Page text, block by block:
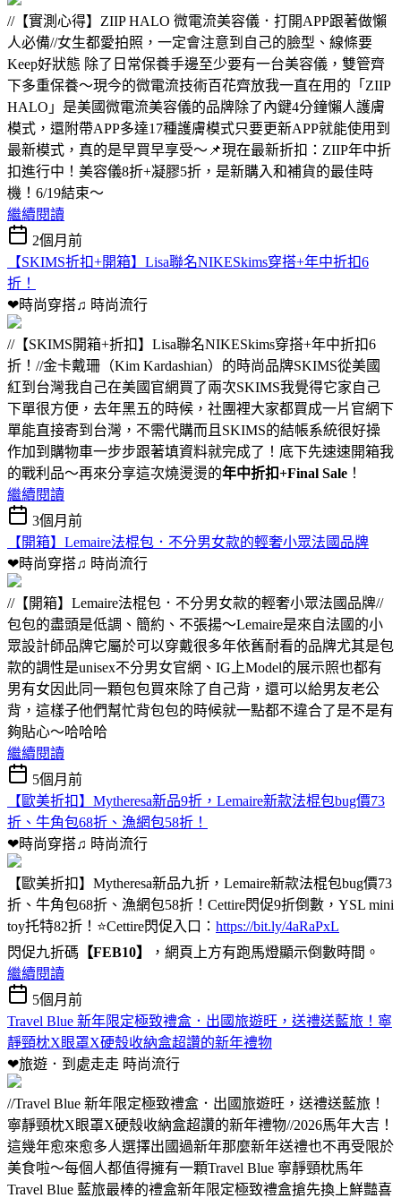
//【實測心得】ZIIP HALO 微電流美容儀．打開APP跟著做懶
人必備//女生都愛拍照，一定會注意到自己的臉型、線條要
Keep好狀態 除了日常保養手邊至少要有一台美容儀，雙管齊
下多重保養～現今的微電流技術百花齊放我一直在用的「ZIIP
HALO」是美國微電流美容儀的品牌除了內鍵4分鐘懶人護膚
模式，還附帶APP多達17種護膚模式只要更新APP就能使用到
最新模式，真的是早買早享受～📌現在最新折扣：ZIIP年中折
扣進行中！美容儀8折+凝膠5折，是新購入和補貨的最佳時
機！6/19結束～
繼續閱讀
2個月前
【SKIMS折扣+開箱】Lisa聯名NIKESkims穿搭+年中折扣6
折！
❤時尚穿搭♫ 時尚流行
//【SKIMS開箱+折扣】Lisa聯名NIKESkims穿搭+年中折扣6
折！//金卡戴珊（Kim Kardashian）的時尚品牌SKIMS從美國
紅到台灣我自己在美國官網買了兩次SKIMS我覺得它家自己
下單很方便，去年黑五的時候，社團裡大家都買成一片官網下
單能直接寄到台灣，不需代購而且SKIMS的結帳系統很好操
作加到購物車一步步跟著填資料就完成了！底下先速速開箱我
的戰利品～再來分享這次燒燙燙的年中折扣+Final Sale ！
繼續閱讀
3個月前
【開箱】Lemaire法棍包．不分男女款的輕奢小眾法國品牌
❤時尚穿搭♫ 時尚流行
//【開箱】Lemaire法棍包．不分男女款的輕奢小眾法國品牌//
包包的盡頭是低調、簡約、不張揚～Lemaire是來自法國的小
眾設計師品牌它屬於可以穿戴很多年依舊耐看的品牌尤其是包
款的調性是unisex不分男女官網、IG上Model的展示照也都有
男有女因此同一顆包包買來除了自己背，還可以給男友老公
背，這樣子他們幫忙背包包的時候就一點都不違合了是不是有
夠貼心～哈哈哈
繼續閱讀
5個月前
【歐美折扣】Mytheresa新品9折，Lemaire新款法棍包bug價73
折、牛角包68折、漁網包58折！
❤時尚穿搭♫ 時尚流行
【歐美折扣】Mytheresa新品九折，Lemaire新款法棍包bug價73
折、牛角包68折、漁網包58折！Cettire閃促9折倒數，YSL mini
toy托特82折！⭐Cettire閃促入口： https://bit.ly/4aRaPxL
閃促九折碼 【FEB10】
，網頁上方有跑馬燈顯示倒數時間。
繼續閱讀
5個月前
Travel Blue 新年限定極致禮盒．出國旅遊旺，送禮送藍旅！寧
靜頸枕X眼罩X硬殼收納盒超讚的新年禮物
❤旅遊．到處走走 時尚流行
//Travel Blue 新年限定極致禮盒．出國旅遊旺，送禮送藍旅！
寧靜頸枕X眼罩X硬殼收納盒超讚的新年禮物//2026馬年大吉！
這幾年愈來愈多人選擇出國過新年那麼新年送禮也不再受限於
美食啦～每個人都值得擁有一顆Travel Blue 寧靜頸枕馬年
Travel Blue 藍旅最棒的禮盒新年限定極致禮盒搶先換上鮮豔喜